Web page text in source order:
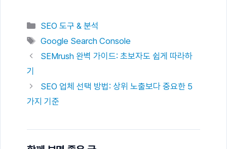
카
테
리
SEO 도구 & 분석
태
그
Google Search Console
SEMrush 완벽 가이드: 초보자도 쉽게 따라하
기
SEO 업체 선택 방법: 상위 노출보다 중요한 5
가지 기준